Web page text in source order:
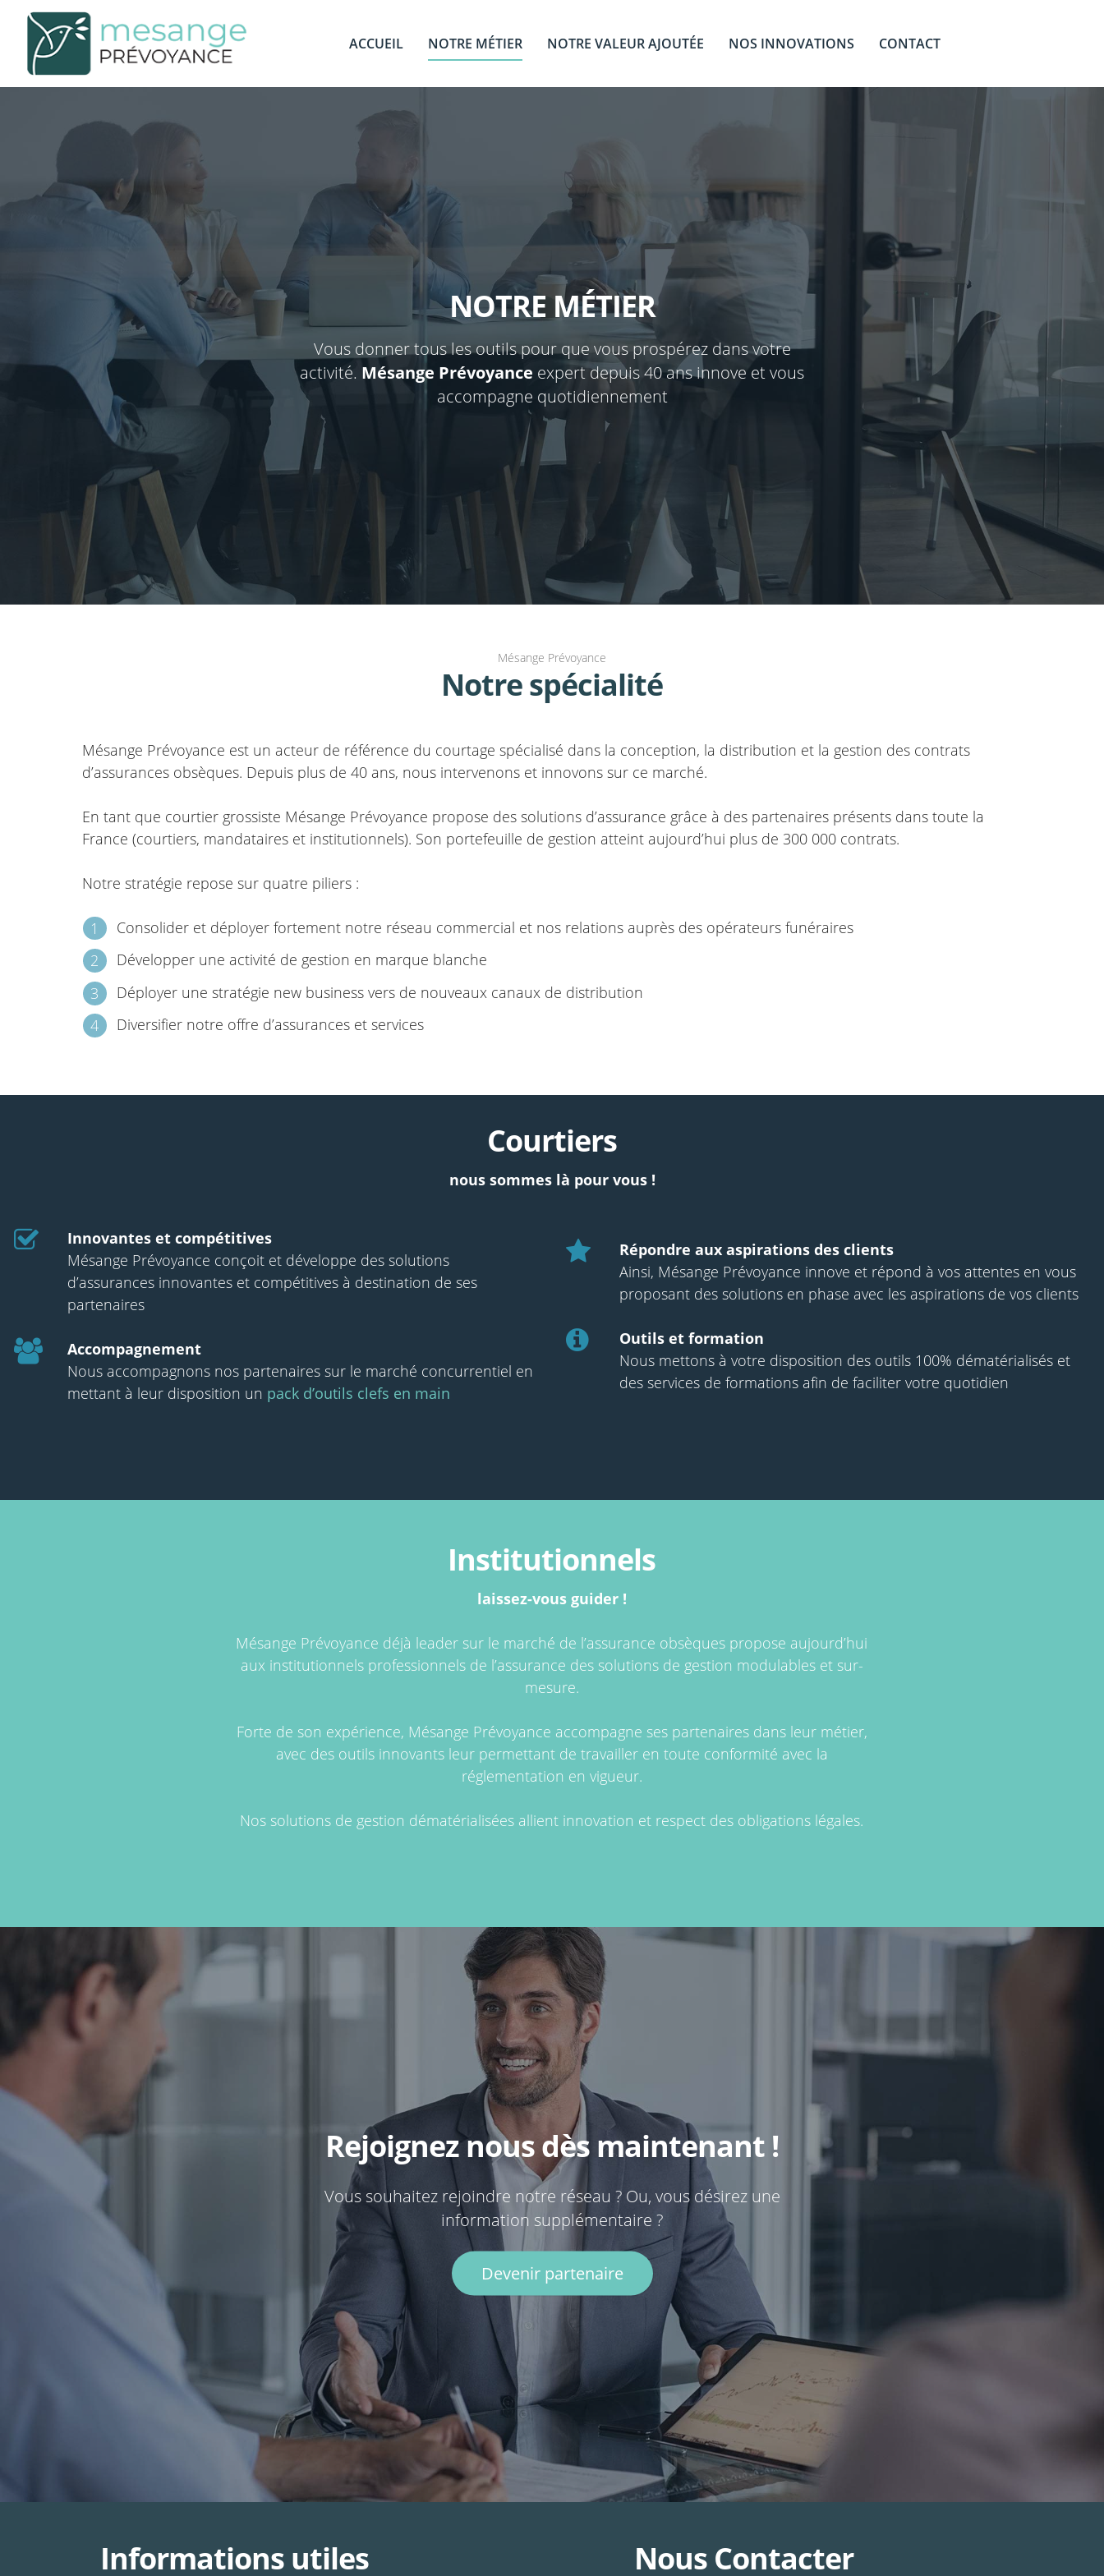
ACCUEIL NOTRE MÉTIER NOTRE VALEUR AJOUTÉE NOS INNOVATIONS CONTACT
NOTRE MÉTIER
Vous donner tous les outils pour que vous prospérez dans votre
activité. Mésange Prévoyance expert depuis 40 ans innove et vous
accompagne quotidiennement
Mésange Prévoyance
Notre spécialité
Mésange Prévoyance est un acteur de référence du courtage spécialisé dans la conception, la distribution et la gestion des contrats
d’assurances obsèques. Depuis plus de 40 ans, nous intervenons et innovons sur ce marché.
En tant que courtier grossiste Mésange Prévoyance propose des solutions d’assurance grâce à des partenaires présents dans toute la
France (courtiers, mandataires et institutionnels). Son portefeuille de gestion atteint aujourd’hui plus de 300 000 contrats.
Notre stratégie repose sur quatre piliers :
Consolider et déployer fortement notre réseau commercial et nos relations auprès des opérateurs funéraires
Développer une activité de gestion en marque blanche
Déployer une stratégie new business vers de nouveaux canaux de distribution
Diversifier notre offre d’assurances et services
Courtiers
nous sommes là pour vous !
Innovantes et compétitives
Mésange Prévoyance conçoit et développe des solutions
d’assurances innovantes et compétitives à destination de ses
partenaires
Accompagnement
Nous accompagnons nos partenaires sur le marché concurrentiel en
mettant à leur disposition un pack d’outils clefs en main
Répondre aux aspirations des clients
Ainsi, Mésange Prévoyance innove et répond à vos attentes en vous
proposant des solutions en phase avec les aspirations de vos clients
Outils et formation
Nous mettons à votre disposition des outils 100% dématérialisés et
des services de formations afin de faciliter votre quotidien
Institutionnels
laissez-vous guider !
Mésange Prévoyance déjà leader sur le marché de l’assurance obsèques propose aujourd’hui
aux institutionnels professionnels de l’assurance des solutions de gestion modulables et sur-
mesure.
Forte de son expérience, Mésange Prévoyance accompagne ses partenaires dans leur métier,
avec des outils innovants leur permettant de travailler en toute conformité avec la
réglementation en vigueur.
Nos solutions de gestion dématérialisées allient innovation et respect des obligations légales.
Rejoignez nous dès maintenant !
Vous souhaitez rejoindre notre réseau ? Ou, vous désirez une
information supplémentaire ?
Devenir partenaire
Informations utiles Nous Contacter